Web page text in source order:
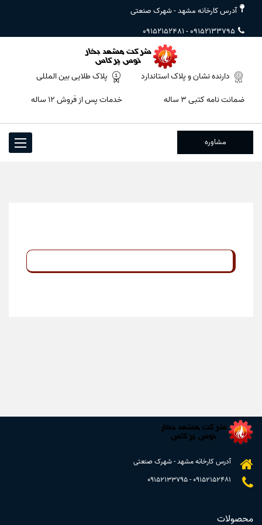
آدرس کارخانه مشهد - شهرک صنعتی
09152133795
-
09152152481
دارنده نشان و پلاک استاندارد
ضمانت نامه کتبی ۳ ساله
پلاک طلایی بین المللی
خدمات پس از فروش ۱۲ ساله
Toggle
مشاوره
آدرس کارخانه مشهد - شهرک صنعتی
09152152481
-
09152133795
محصولات